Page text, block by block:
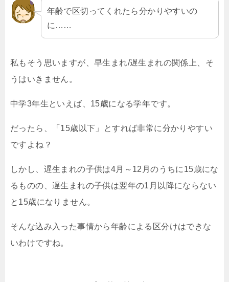
年齢で区切ってくれたら分かりやすいの
に……
私もそう思いますが、早生まれ/遅生まれの関係上、そ
うはいきません。
中学3年生といえば、15歳になる学年です。
だったら、「15歳以下」とすれば非常に分かりやすい
ですよね？
しかし、遅生まれの子供は4月～12月のうちに15歳にな
るものの、遅生まれの子供は翌年の1月以降にならない
と15歳になりません。
そんな込み入った事情から年齢による区分けはできな
いわけですね。